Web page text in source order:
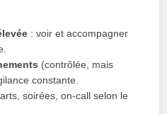
: voir et accompagner
(contrôlée, mais
constante.
soirées, on‑call selon le